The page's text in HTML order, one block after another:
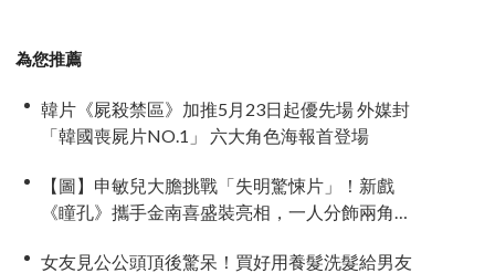
為您推薦
韓片《屍殺禁區》加推5月23日起優先場 外媒封
「韓國喪屍片NO.1」 六大角色海報首登場
【圖】申敏兒大膽挑戰「失明驚悚片」！新戲
《瞳孔》攜手金南喜盛裝亮相，一人分飾兩角
女友見公公頭頂後驚呆！買好用養髮洗髮給男友